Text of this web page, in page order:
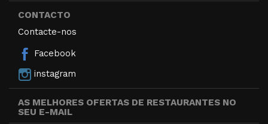
CONTACTO
Contacte-nos
Facebook
instagram
AS MELHORES OFERTAS DE RESTAURANTES NO
SEU E-MAIL